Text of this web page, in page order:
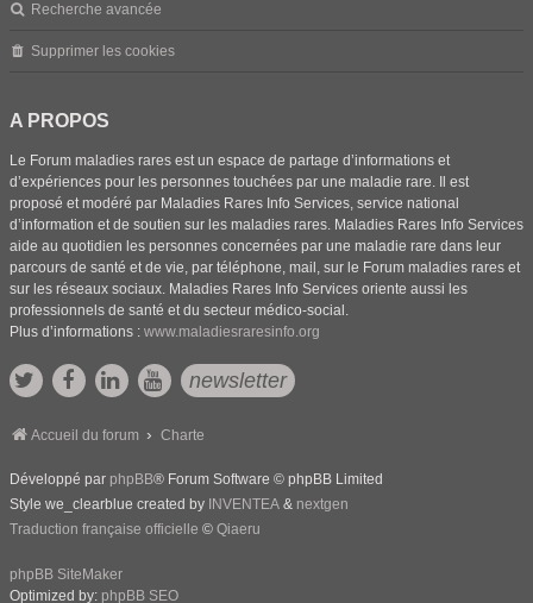
Recherche avancée
Supprimer les cookies
A PROPOS
Le Forum maladies rares est un espace de partage d’informations et
d’expériences pour les personnes touchées par une maladie rare. Il est
proposé et modéré par Maladies Rares Info Services, service national
d’information et de soutien sur les maladies rares. Maladies Rares Info Services
aide au quotidien les personnes concernées par une maladie rare dans leur
parcours de santé et de vie, par téléphone, mail, sur le Forum maladies rares et
sur les réseaux sociaux. Maladies Rares Info Services oriente aussi les
professionnels de santé et du secteur médico-social.
Plus d’informations : www.maladiesraresinfo.org
newsletter
Accueil du forum Charte
Développé par phpBB® Forum Software © phpBB Limited
Style we_clearblue created by INVENTEA & nextgen
Traduction française officielle © Qiaeru
phpBB SiteMaker
Optimized by: phpBB SEO